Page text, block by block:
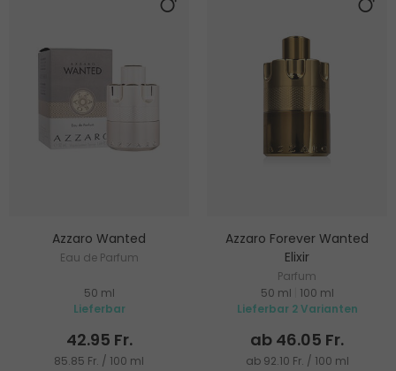
Azzaro Wanted
Eau de Parfum
50 ml
Lieferbar
42.95 Fr.
85.85 Fr. / 100 ml
Azzaro Forever Wanted
Elixir
Parfum
50 ml
100 ml
Lieferbar 2 Varianten
ab 46.05 Fr.
ab 92.10 Fr. / 100 ml